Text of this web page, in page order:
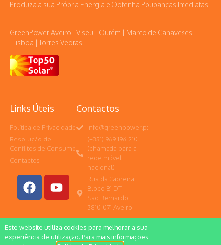
Produza a sua Própria Energia e Obtenha Poupanças Imediatas
GreenPower Aveiro | Viseu | Ourém | Marco de Canaveses |
|Lisboa | Torres Vedras |
Links Úteis
Política de Privacidade
Resolução de
Conflitos de Consumo
Contactos
Contactos
Info@greenpower.pt
(+351) 969 196 210 -
(chamada para a
rede móvel
nacional)
Rua da Cabreira
Bloco B1 DT
São Bernardo
3810-071 Aveiro
Este website utiliza cookies para melhorar a sua
experiência de utilização. Para mais informações